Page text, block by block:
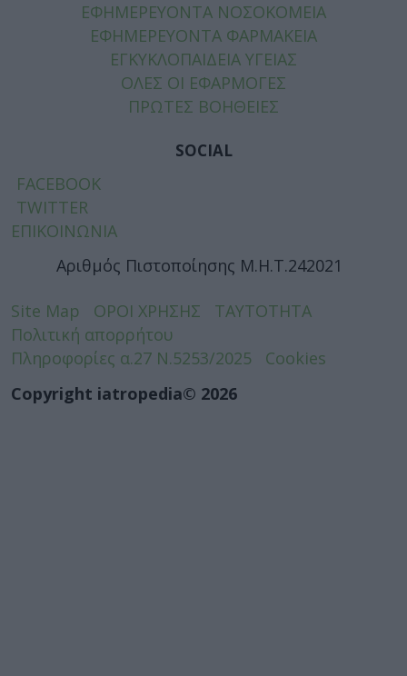
ΕΦΗΜΕΡΕΥΟΝΤΑ ΝΟΣΟΚΟΜΕΙΑ
ΕΦΗΜΕΡΕΥΟΝΤΑ ΦΑΡΜΑΚΕΙΑ
ΕΓΚΥΚΛΟΠΑΙΔΕΙΑ ΥΓΕΙΑΣ
ΟΛΕΣ ΟΙ ΕΦΑΡΜΟΓΕΣ
ΠΡΩΤΕΣ ΒΟΗΘΕΙΕΣ
SOCIAL
FACEBOOK
TWITTER
ΕΠΙΚΟΙΝΩΝΙΑ
Αριθμός Πιστοποίησης Μ.Η.Τ.242021
Site Map ΟΡΟΙ ΧΡΗΣΗΣ
ΤΑΥΤΟΤΗΤΑ
Πολιτική απορρήτου
Πληροφορίες α.27 Ν.5253/2025
Cookies
Copyright iatropedia© 2026